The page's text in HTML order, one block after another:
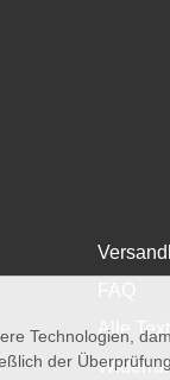
Alle
Technologien,
der